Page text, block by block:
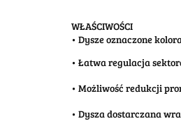
WŁAŚCIWOŚCI
• Dysze oznaczone
• Łatwa regulacja sektora
• Możliwość redukcji
• Dysza dostarczana